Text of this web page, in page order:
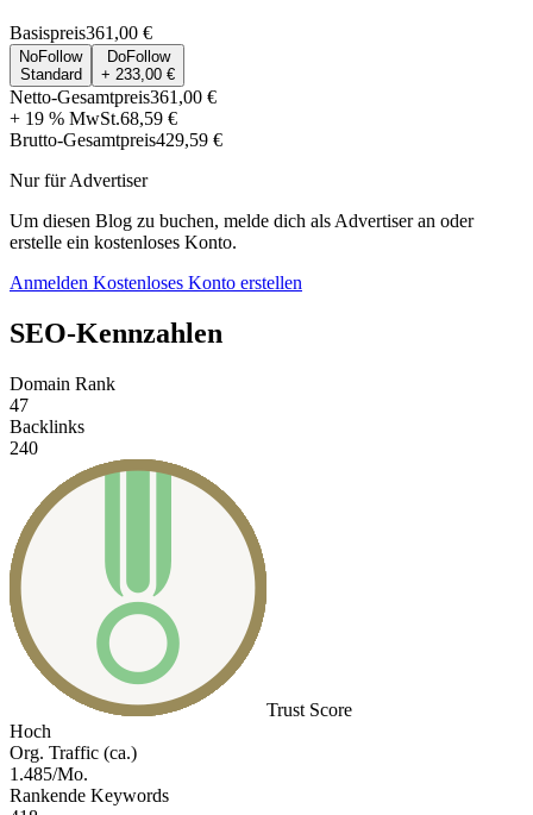
Basispreis361,00 €
NoFollow
Standard
DoFollow
+ 233,00 €
Netto-Gesamtpreis361,00 €
+ 19 % MwSt.68,59 €
Brutto-Gesamtpreis429,59 €
Nur für Advertiser
Um diesen Blog zu buchen, melde dich als Advertiser an oder
erstelle ein kostenloses Konto.
Anmelden Kostenloses Konto erstellen
SEO-Kennzahlen
Domain Rank
47
Backlinks
240
Trust Score
Hoch
Org. Traffic (ca.)
1.485/Mo.
Rankende Keywords